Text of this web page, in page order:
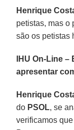
Henrique
petistas, mas o
são os petistas
IHU On-Line
apresentar
Henrique
do PSOL, se
verificamos